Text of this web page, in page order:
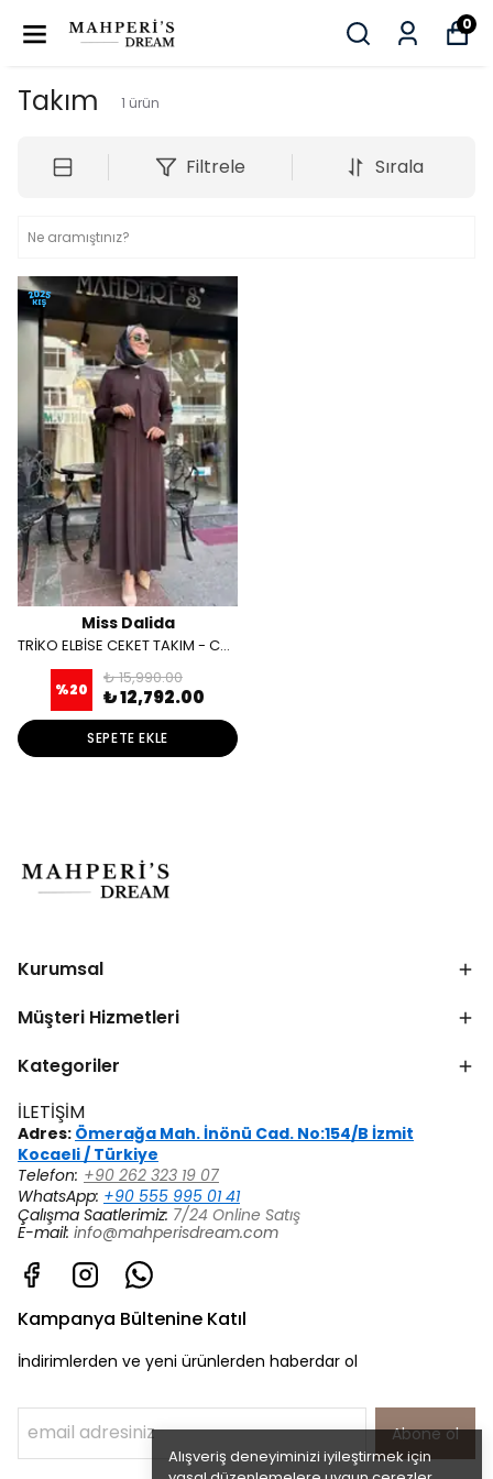
0
Alışveriş deneyiminizi iyileştirmek için
Takım 1 ürün
Filtrele Sırala
Miss Dalida
TRİKO ELBİSE CEKET TAKIM - CACAO
%20
₺ 15,990.00
₺ 12,792.00
SEPETE EKLE
Kurumsal
Müşteri Hizmetleri
Kategoriler
İLETİŞİM
Adres: Ömerağa Mah. İnönü Cad. No:154/B İzmit
Kocaeli / Türkiye
Telefon: +90 262 323 19 07
WhatsApp: +90 555 995 01 41
Çalışma Saatlerimiz: 7/24 Online Satış
E-mail: info@mahperisdream.com
Kampanya Bültenine Katıl
İndirimlerden ve yeni ürünlerden haberdar ol
Abone ol